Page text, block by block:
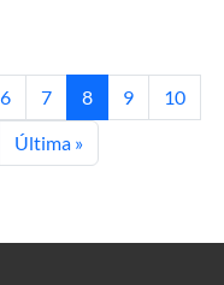
Página
6 Página
7 Página actual
8 Página
9 Página
10
página
Última página
Última »